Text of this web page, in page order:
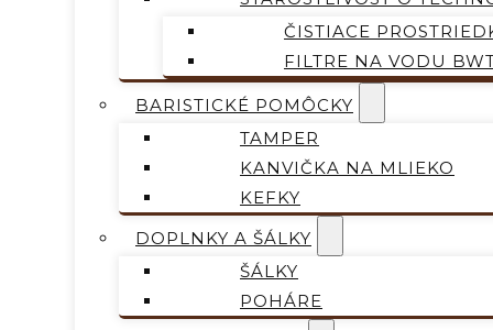
ČISTIACE
FILTRE NA VODU
BARISTICKÉ POMÔCKY
TAMPER
KANVIČKA NA MLIEKO
KEFKY
DOPLNKY A ŠÁLKY
ŠÁLKY
POHÁRE